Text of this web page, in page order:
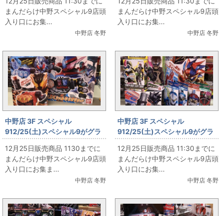
まんだらけ中野スペシャル9店頭
入り口にお集...
中野店 冬野
まんだらけ中野スペシャル9店頭
入り口にお集...
中野店 冬野
中野店 3F スペシャル
912/25(土)スペシャル9がグラ
ンドオープン‼ その26
12月25日販売商品 1130までに
まんだらけ中野スペシャル9店頭
入り口にお集ま...
中野店 冬野
中野店 3F スペシャル
912/25(土)スペシャル9がグラ
ンドオープン‼ その25
12月25日販売商品 11:30までに
まんだらけ中野スペシャル9店頭
入り口にお集...
中野店 冬野